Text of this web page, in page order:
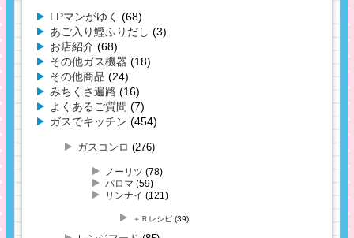
LPマンがゆく (68)
あご入り鰹ふりだし (3)
お店紹介 (68)
その他ガス機器 (18)
その他商品 (24)
みちくさ遍路 (16)
よくあるご質問 (7)
ガスでキッチン (454)
ガスコンロ (276)
ノーリツ (78)
パロマ (59)
リンナイ (121)
＋Ｒレシピ (39)